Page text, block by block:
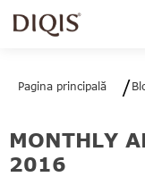
Pagina principală
MONTHLY
2016